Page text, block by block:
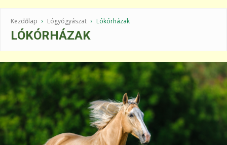
Kezdőlap Lógyógyászat Lókórházak
LÓKÓRHÁZAK